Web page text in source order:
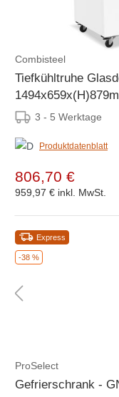
Combisteel
Tiefkühltruhe
3 - 5 Werktage
Produktdatenblatt
806,70 €
959,97 € inkl. MwSt.
-38 %
Express
ProSelect
Gefrierschrank -